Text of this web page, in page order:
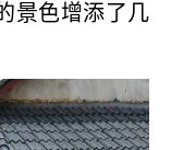
景色增添了几